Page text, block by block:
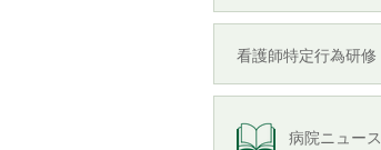
看護師特定行為研修
病院ニュース